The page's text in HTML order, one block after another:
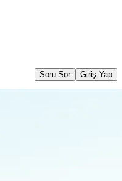
Soru Sor Giriş Yap